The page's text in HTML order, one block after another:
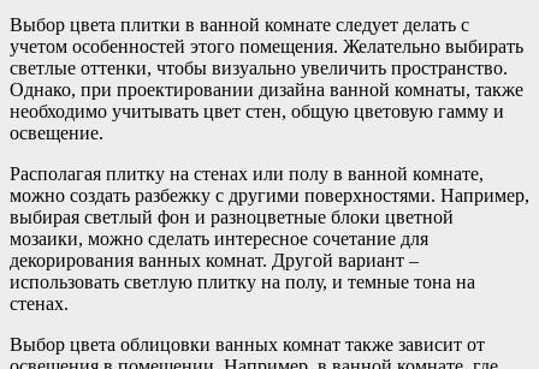
Выбор цвета плитки в ванной комнате следует делать с
учетом особенностей этого помещения. Желательно выбирать
светлые оттенки, чтобы визуально увеличить пространство.
Однако, при проектировании дизайна ванной комнаты, также
необходимо учитывать цвет стен, общую цветовую гамму и
освещение.
Располагая плитку на стенах или полу в ванной комнате,
можно создать разбежку с другими поверхностями. Например,
выбирая светлый фон и разноцветные блоки цветной
мозаики, можно сделать интересное сочетание для
декорирования ванных комнат. Другой вариант –
использовать светлую плитку на полу, и темные тона на
стенах.
Выбор цвета облицовки ванных комнат также зависит от